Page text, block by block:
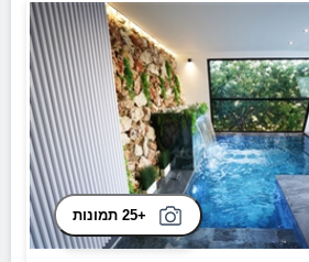
+25 תמונות